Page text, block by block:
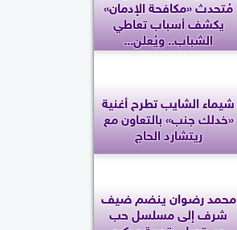
مُتحدث «مكافحة الإدمان»
يكشف أسباب تعاطي
الشباب.. ويُعلن...
شيماء الشايب تطرح أغنية
«خدلك جنب» بالتعاون مع
ريتشارد الحاج
محمد رضوان ينضم ضيف
شرف إلى مسلسل حب